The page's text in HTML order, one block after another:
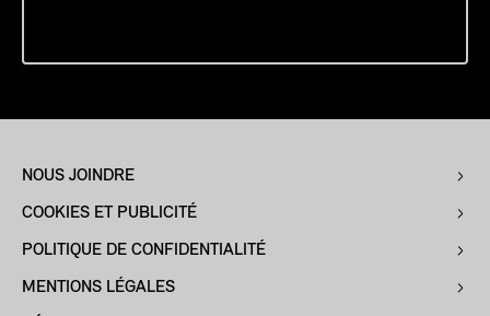
NOUS JOINDRE
COOKIES ET PUBLICITÉ
POLITIQUE DE CONFIDENTIALITÉ
MENTIONS LÉGALES